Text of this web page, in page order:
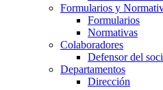
Formularios y
Formularios
Normativas
Colaboradores
Defensor del
Departamentos
Dirección